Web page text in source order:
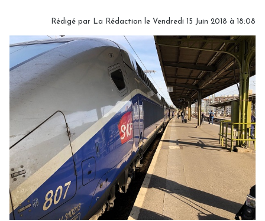
Rédigé par La Rédaction le Vendredi 15 Juin 2018 à 18:08